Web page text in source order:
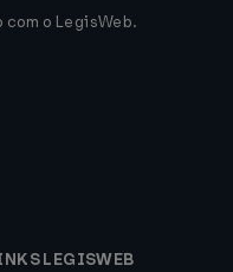
o LegisWeb.
LEGISWEB